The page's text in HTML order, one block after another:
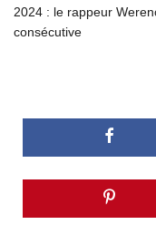
2024 : le rappeur
consécutive